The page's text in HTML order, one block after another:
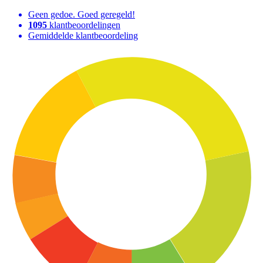
Geen gedoe. Goed geregeld!
1095 klantbeoordelingen
Gemiddelde klantbeoordeling